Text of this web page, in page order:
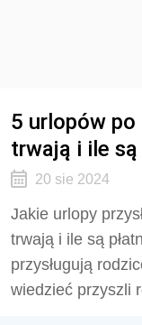
5 urlopów
trwają i ile są
20 sie 2024
Jakie urlopy
trwają i ile są
przysługują
wiedzieć przyszli